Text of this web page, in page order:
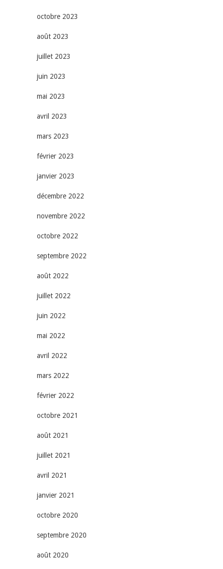
octobre 2023
août 2023
juillet 2023
juin 2023
mai 2023
avril 2023
mars 2023
février 2023
janvier 2023
décembre 2022
novembre 2022
octobre 2022
septembre 2022
août 2022
juillet 2022
juin 2022
mai 2022
avril 2022
mars 2022
février 2022
octobre 2021
août 2021
juillet 2021
avril 2021
janvier 2021
octobre 2020
septembre 2020
août 2020